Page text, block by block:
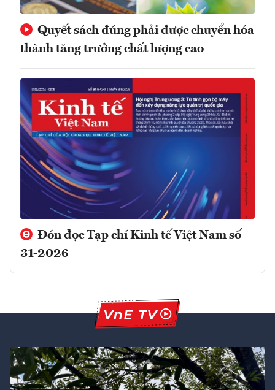
Quyết sách đúng phải được chuyển hóa
thành tăng trưởng chất lượng cao
Đón đọc Tạp chí Kinh tế Việt Nam số
31-2026